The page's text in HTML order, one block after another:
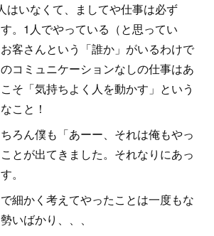
はいなくて、ましてや仕事は必ず
。1人でやっている（と思ってい
客さんという「誰か」がいるわけで
コミュニケーションなしの仕事はあ
そ「気持ちよく人を動かす」という
こと！
ろん僕も「あーー、それは俺もやっ
とが出てきました。それなりにあっ
。
細かく考えてやったことは一度もな
いばかり、、、